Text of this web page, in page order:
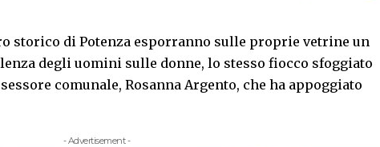
storico di Potenza esporranno sulle proprie vetrine un
degli uomini sulle donne, lo stesso fiocco sfoggiato
comunale, Rosanna Argento, che ha appoggiato
- Advertisement -